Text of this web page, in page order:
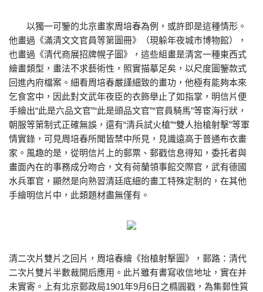
以獨一可鑒的北京畫家周培春為例，或許即是這種情形。
他畫過《滿清文文官員等第圖冊》（現躲年夜城市博物館），
也畫過《清代商展招牌幌子圖》，這些組畫是清宮一種東西式
繪畫類型，畫法不求藝術性，照實描摹足矣，以尺度圖鑒款式
回進內府檔案。細看周培春嚴謹細致的畫功，他極有能夠本來
乞食宮中，因此對文武年夜臣的衣飾舉止了如指掌，明信片便
手繪出“此是六品文官”“此是頭品文官”“官員騎馬”等宦海行狀，
朝服等第制式正確無誤，還有“清兵試火槍”“雙人抬槍射擊”等軍
情實錄，可見周培春所聞皆禁中所見，見識遠高于普通布衣畫
家。風趣的是，從明信片上的郵票、郵戳信息得知，委托者與
畫面內在的事務成分吻合，文有荷蘭領事館交際官，武有德國
水兵軍官，顯然是向熟習清廷底細的畫工特殊定制的，在其他
手繪明信片中，此類題材盡無僅有。
清二次片雙片之回片，周培春繪《抬槍射擊圖》，郵路：清代
二次片雙片半數裁開后應用。此片雖有書寫收信地址，實在并
未實寄。上有北京郵政局1901年9月6日之橢圓戳，為集郵性質